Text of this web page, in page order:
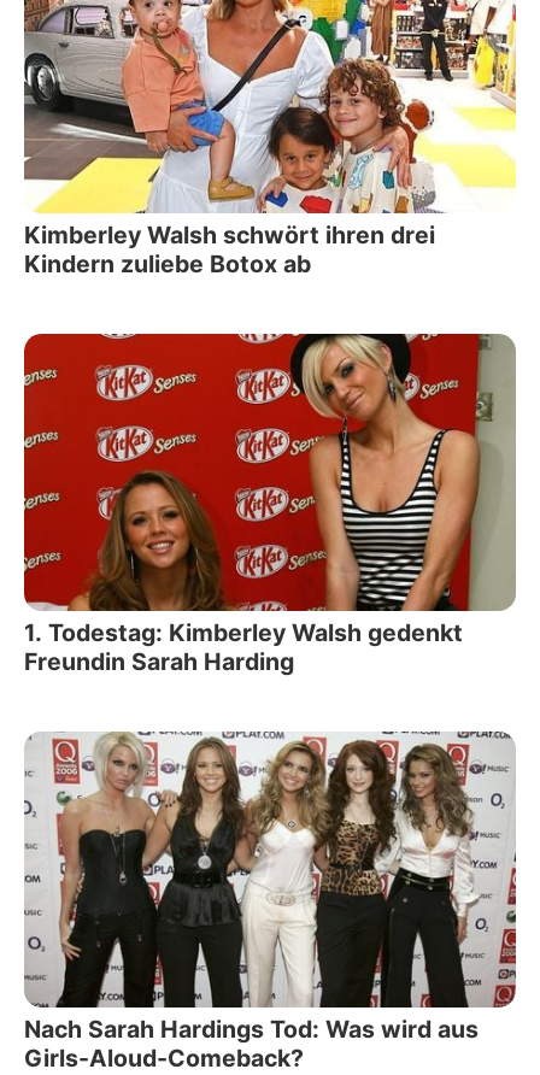
Kimberley Walsh schwört ihren drei
Kindern zuliebe Botox ab
1. Todestag: Kimberley Walsh gedenkt
Freundin Sarah Harding
Nach Sarah Hardings Tod: Was wird aus
Girls-Aloud-Comeback?